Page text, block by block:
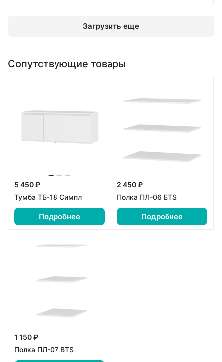
Загрузить еще
Сопутствующие товары
5 450 ₽
Тумба ТБ-18 Симпл
Подробнее
2 450 ₽
Полка ПЛ-06 BTS
Подробнее
1 150 ₽
Полка ПЛ-07 BTS